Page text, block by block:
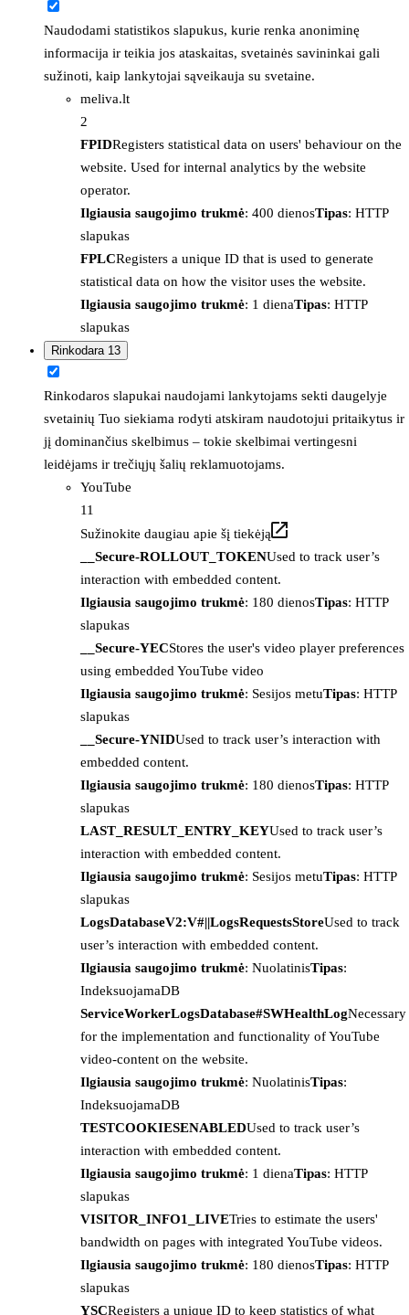
Naudodami statistikos slapukus, kurie renka anoniminę
informacija ir teikia jos ataskaitas, svetainės savininkai gali
sužinoti, kaip lankytojai sąveikauja su svetaine.
meliva.lt
2
FPIDRegisters statistical data on users' behaviour on the
website. Used for internal analytics by the website
operator.
Ilgiausia saugojimo trukmė: 400 dienosTipas: HTTP
slapukas
FPLCRegisters a unique ID that is used to generate
statistical data on how the visitor uses the website.
Ilgiausia saugojimo trukmė: 1 dienaTipas: HTTP
slapukas
Rinkodara 13
Rinkodaros slapukai naudojami lankytojams sekti daugelyje
svetainių Tuo siekiama rodyti atskiram naudotojui pritaikytus ir
jį dominančius skelbimus – tokie skelbimai vertingesni
leidėjams ir trečiųjų šalių reklamuotojams.
YouTube
11
Sužinokite daugiau apie šį tiekėją
__Secure-ROLLOUT_TOKENUsed to track user’s
interaction with embedded content.
Ilgiausia saugojimo trukmė: 180 dienosTipas: HTTP
slapukas
__Secure-YECStores the user's video player preferences
using embedded YouTube video
Ilgiausia saugojimo trukmė: Sesijos metuTipas: HTTP
slapukas
__Secure-YNIDUsed to track user’s interaction with
embedded content.
Ilgiausia saugojimo trukmė: 180 dienosTipas: HTTP
slapukas
LAST_RESULT_ENTRY_KEYUsed to track user’s
interaction with embedded content.
Ilgiausia saugojimo trukmė: Sesijos metuTipas: HTTP
slapukas
LogsDatabaseV2:V#||LogsRequestsStoreUsed to track
user’s interaction with embedded content.
Ilgiausia saugojimo trukmė: NuolatinisTipas:
IndeksuojamaDB
ServiceWorkerLogsDatabase#SWHealthLogNecessary
for the implementation and functionality of YouTube
video-content on the website.
Ilgiausia saugojimo trukmė: NuolatinisTipas:
IndeksuojamaDB
TESTCOOKIESENABLEDUsed to track user’s
interaction with embedded content.
Ilgiausia saugojimo trukmė: 1 dienaTipas: HTTP
slapukas
VISITOR_INFO1_LIVETries to estimate the users'
bandwidth on pages with integrated YouTube videos.
Ilgiausia saugojimo trukmė: 180 dienosTipas: HTTP
slapukas
YSCRegisters a unique ID to keep statistics of what